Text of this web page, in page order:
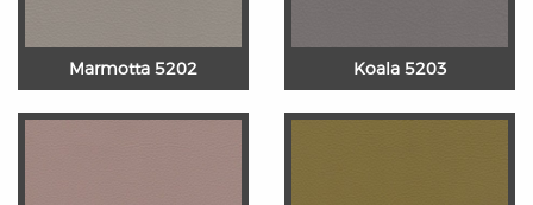
Marmotta 5202 Koala 5203